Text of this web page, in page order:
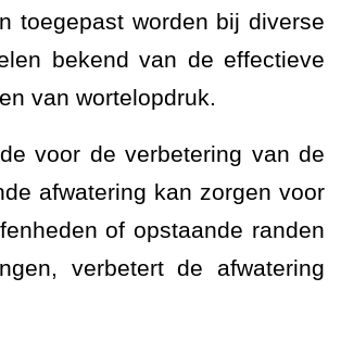
toegepast worden bij diverse
bekend van de effectieve
van wortelopdruk.
voor de verbetering van de
afwatering kan zorgen voor
of opstaande randen
verbetert de afwatering